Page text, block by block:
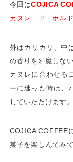
今回はCOJICA
カヌレ・ド・ボル
外はカリカリ、中
の香りを邪魔しな
カヌレに合わせる
ーに迷った時は、
していただけます。
COJICA COFFEE
菓子を楽しんでみ